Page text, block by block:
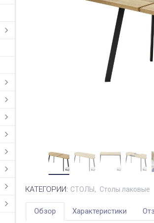
КАТЕГОРИИ: СТОЛЫ Столы лаковые
Обзор Характеристики